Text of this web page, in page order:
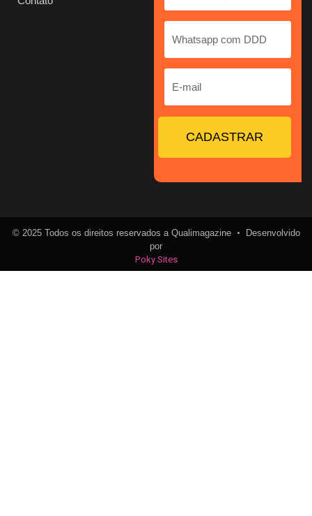
CADASTRAR
© 2025 Todos os direitos reservados a Qualimagazine • Desenvolvido
por
Poky Sites